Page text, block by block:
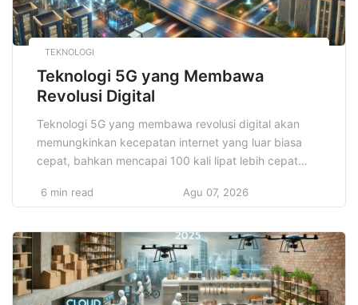
TEKNOLOGI
Teknologi 5G yang Membawa
Revolusi Digital
Teknologi 5G yang membawa revolusi digital akan
memungkinkan kecepatan internet yang luar biasa
cepat, bahkan mencapai 100 kali lipat lebih cepat
teknologi ini juga membuka pintu untuk
waktu nyata, seperti kendaraan otonom, operasi
medis jarak jauh, dan perangkat pintar yang
terhubung. Kecepatan tinggi […]
6 min read Agu 07, 2026